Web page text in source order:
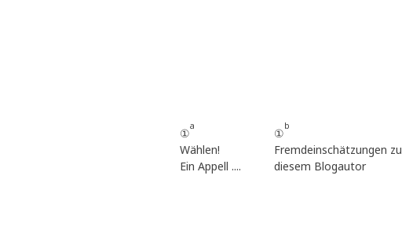
①
a
Wählen!
Ein Appell ....
①
b
Fremdeinschätzungen zu
diesem Blogautor